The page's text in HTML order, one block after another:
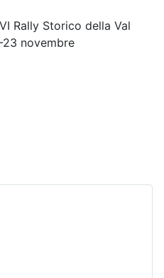
Rally Storico della Val
23 novembre